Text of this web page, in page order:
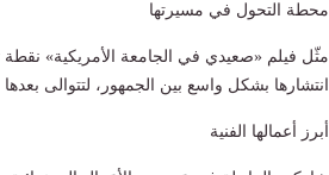
محطة التحول في مسيرتها
مثّل فيلم «صعيدي في الجامعة الأمريكية»
انتشارها بشكل واسع بين الجمهور، لتتوالى بعدها
أبرز أعمالها الفنية